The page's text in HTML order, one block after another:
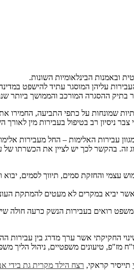
ובאמנות הבינלאומיות השונות.
עליהן המוסגר עתיד להישפט
בתיק ההסגרה המורכב והממושך ביותר
שמונחות על כתפי התביעה, החמירו
ניסיון רב בטיפול בעבירות מין
עבירות האלימות – החל מעבירות
זה. בהקשר לכך יש לציין את
עצמי והחזקת סמים, תיווך לסמים,
אשר יביא במקרים לא מעטים להמתקת
רואים בעבירות הנשק כרעה חולה
החקיקתי אשר ערך מדרג בין עבירות
מז"פ, טיעונים משפטיים, ניהול הליך
תייסיר קראקי, רצח הילד מקרית גת בידי